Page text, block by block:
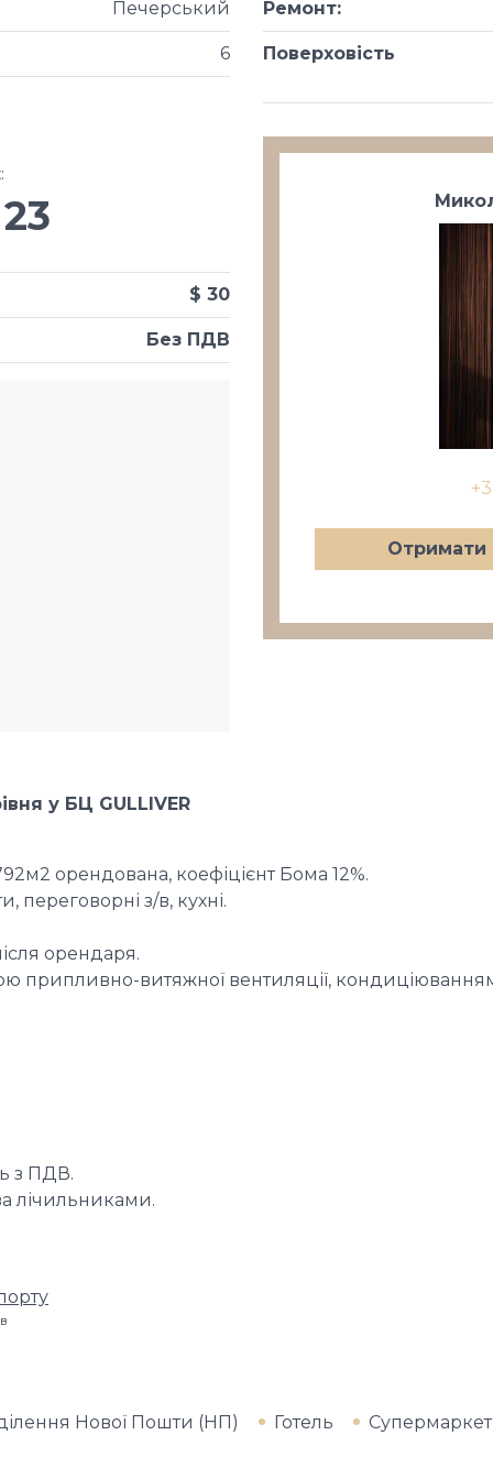
Печерський
6
Ремонт:
Поверховість
:
23
Без ПДВ
$ 30
Отримати
у БЦ GULLIVER
орендована, коефіцієнт Бома 12%.
переговорні з/в, кухні.
орендаря.
припливно-витяжної вентиляції,
з ПДВ.
лічильниками.
Нової Пошти (НП) Готель Супермаркет